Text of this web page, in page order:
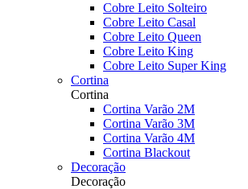
Cobre Leito Solteiro
Cobre Leito Casal
Cobre Leito Queen
Cobre Leito King
Cobre Leito Super King
Cortina
Cortina
Cortina Varão 2M
Cortina Varão 3M
Cortina Varão 4M
Cortina Blackout
Decoração
Decoração